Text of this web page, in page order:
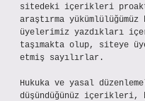
sitedeki içerikleri
araştırma yükümlülüğümüz
üyelerimiz yazdıkları
taşımakta olup, siteye
etmiş sayılırlar.
Hukuka ve yasal
düşündüğünüz içerikleri,